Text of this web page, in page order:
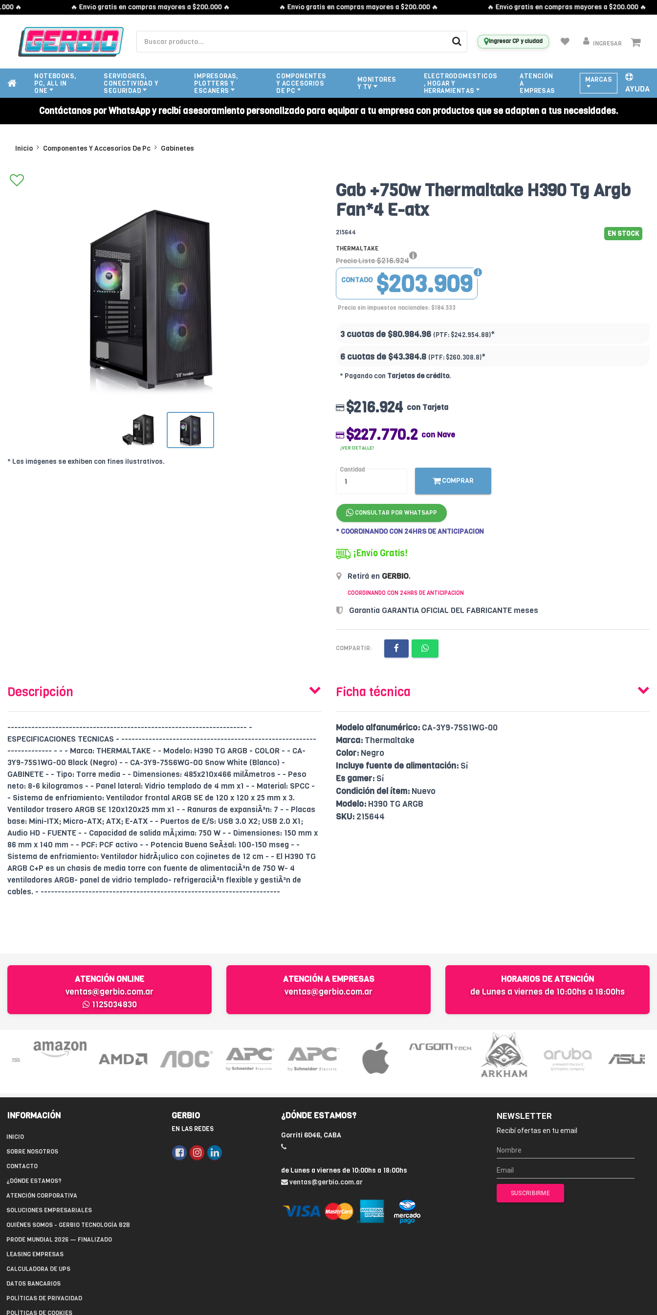
🔥 Envío gratis en compras mayores a $200.000 🔥 🔥 Envío gratis en compras mayores a $200.000 🔥 🔥 Envío gratis en compras mayores a $200.000 🔥
Ingresar CP y ciudad INGRESAR
NOTEBOOKS,
PC, ALL IN
ONE
SERVIDORES,
CONECTIVIDAD Y
SEGURIDAD
IMPRESORAS,
PLOTTERS Y
ESCANERS
COMPONENTES
Y ACCESORIOS
DE PC
MONITORES
Y TV
ELECTRODOMESTICOS
, HOGAR Y
HERRAMIENTAS
ATENCIÓN
A
EMPRESAS
MARCAS
AYUDA
Contáctanos por WhatsApp y recibí asesoramiento personalizado para equipar a tu empresa con productos que se adapten a tus necesidades.
Inicio Componentes Y Accesorios De Pc Gabinetes
* Las imágenes se exhiben con fines ilustrativos.
Gab +750w Thermaltake H390 Tg Argb
Fan*4 E-atx
215644 EN STOCK
THERMALTAKE
Precio Lista $216.924
$203.909
CONTADO
Precio sin impuestos nacionales: $184.533
3 cuotas de $80.984.96 (PTF: $242.954.88)*
6 cuotas de $43.384.8 (PTF: $260.308.8)*
* Pagando con Tarjetas de crédito.
$216.924 con Tarjeta
$227.770.2 con Nave
¡VER DETALLE!
Cantidad
COMPRAR
CONSULTAR POR WHATSAPP
* COORDINANDO CON 24HRS DE ANTICIPACION
¡Envío Gratis!
Retirá en GERBIO.
COORDINANDO CON 24HRS DE ANTICIPACION
Garantía GARANTIA OFICIAL DEL FABRICANTE meses
COMPARTIR:
Descripción
---------------------------------------------------------------------- -
ESPECIFICACIONES TECNICAS - ---------------------------------------------------------
------------- - - - Marca: THERMALTAKE - - Modelo: H390 TG ARGB - COLOR - - CA-
3Y9-75S1WG-00 Black (Negro) - - CA-3Y9-75S6WG-00 Snow White (Blanco) -
GABINETE - - Tipo: Torre media - - Dimensiones: 485x210x466 milÃ­metros - - Peso
neto: 8-6 kilogramos - - Panel lateral: Vidrio templado de 4 mm x1 - - Material: SPCC -
- Sistema de enfriamiento: Ventilador frontal ARGB SE de 120 x 120 x 25 mm x 3.
Ventilador trasero ARGB SE 120x120x25 mm x1 - - Ranuras de expansiÃ³n: 7 - - Placas
base: Mini-ITX; Micro-ATX; ATX; E-ATX - - Puertos de E/S: USB 3.0 X2; USB 2.0 X1;
Audio HD - FUENTE - - Capacidad de salida mÃ¡xima: 750 W - - Dimensiones: 150 mm x
86 mm x 140 mm - - PCF: PCF activo - - Potencia Buena SeÃ±al: 100-150 mseg - -
Sistema de enfriamiento: Ventilador hidrÃ¡ulico con cojinetes de 12 cm - - El H390 TG
ARGB C+P es un chasis de media torre con fuente de alimentaciÃ³n de 750 W- 4
ventiladores ARGB- panel de vidrio templado- refrigeraciÃ³n flexible y gestiÃ³n de
cables. - ----------------------------------------------------------------------
Ficha técnica
Modelo alfanumérico: CA-3Y9-75S1WG-00
Marca: Thermaltake
Color: Negro
Incluye fuente de alimentación: Sí
Es gamer: Sí
Condición del ítem: Nuevo
Modelo: H390 TG ARGB
SKU: 215644
ATENCIÓN ONLINE
ventas@gerbio.com.ar
1125034830
ATENCIÓN A EMPRESAS
ventas@gerbio.com.ar
HORARIOS DE ATENCIÓN
de Lunes a viernes de 10:00hs a 18:00hs
INFORMACIÓN
INICIO
SOBRE NOSOTROS
CONTACTO
¿DÓNDE ESTAMOS?
ATENCIÓN CORPORATIVA
SOLUCIONES EMPRESARIALES
QUIÉNES SOMOS - GERBIO TECNOLOGÍA B2B
PRODE MUNDIAL 2026 — FINALIZADO
LEASING EMPRESAS
CALCULADORA DE UPS
DATOS BANCARIOS
POLÍTICAS DE PRIVACIDAD
POLÍTICAS DE COOKIES
GERBIO
EN LAS REDES
¿DÓNDE ESTAMOS?
Gorriti 6046, CABA
de Lunes a viernes de 10:00hs a 18:00hs
ventas@gerbio.com.ar
NEWSLETTER
Recibí ofertas en tu email